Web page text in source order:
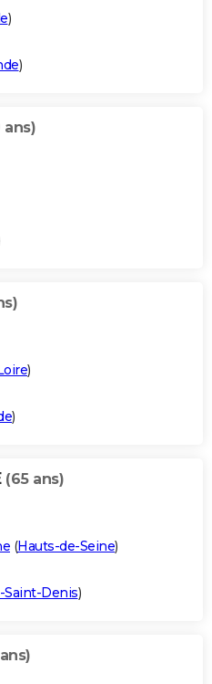
)
)
ans)
)
)
(65 ans)
(Hauts-de-Seine)
Saint-Denis)